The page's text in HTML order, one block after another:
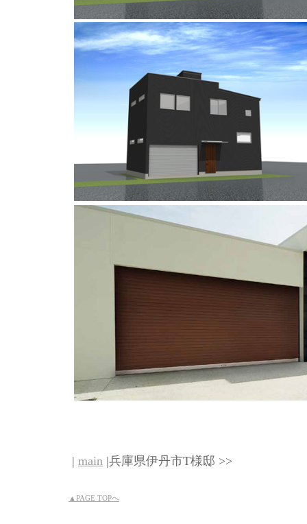
| main |兵庫県伊丹市T様邸 >>
▲PAGE TOPへ